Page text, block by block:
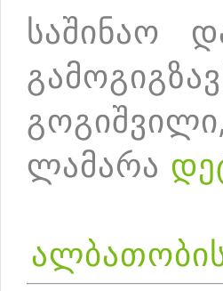
საშინაო
ლამარა